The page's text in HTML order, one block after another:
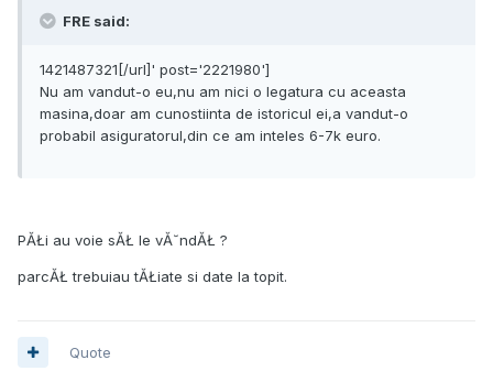
FRE said:
1421487321[/url]' post='2221980']
Nu am vandut-o eu,nu am nici o legatura cu aceasta
masina,doar am cunostiinta de istoricul ei,a vandut-o
probabil asiguratorul,din ce am inteles 6-7k euro.
PĂŁi au voie sĂŁ le vĂ˘ndĂŁ ?
parcĂŁ trebuiau tĂŁiate si date la topit.
Quote